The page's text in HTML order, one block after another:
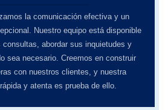
la comunicación efectiva y un
Nuestro equipo está disponible
consultas, abordar sus inquietudes y
sea necesario. Creemos en construir
con nuestros clientes, y nuestra
y atenta es prueba de ello.